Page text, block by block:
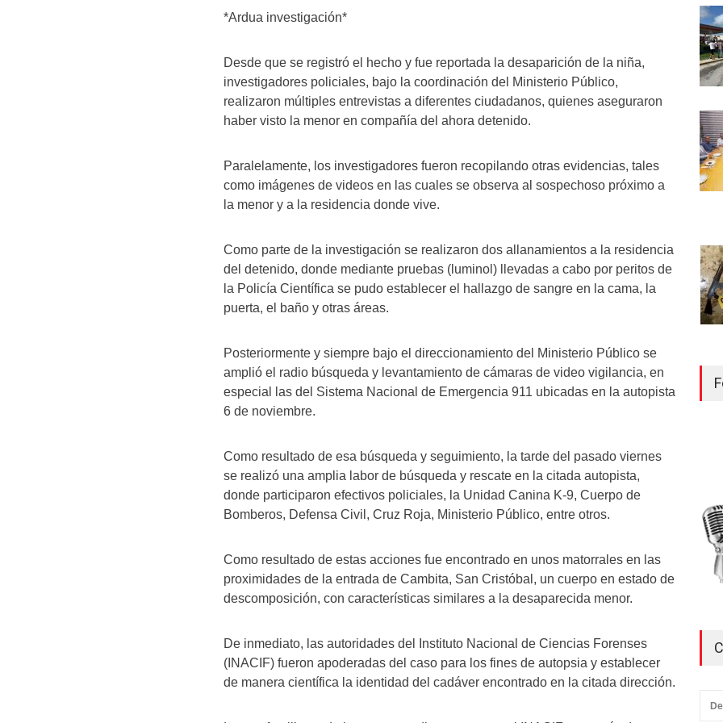
*Ardua investigación*
Desde que se registró el hecho y fue reportada la desaparición de la niña,
investigadores policiales, bajo la coordinación del Ministerio Público,
realizaron múltiples entrevistas a diferentes ciudadanos, quienes aseguraron
haber visto la menor en compañía del ahora detenido.
Paralelamente, los investigadores fueron recopilando otras evidencias, tales
como imágenes de videos en las cuales se observa al sospechoso próximo a
la menor y a la residencia donde vive.
Como parte de la investigación se realizaron dos allanamientos a la residencia
del detenido, donde mediante pruebas (luminol) llevadas a cabo por peritos de
la Policía Científica se pudo establecer el hallazgo de sangre en la cama, la
puerta, el baño y otras áreas.
Posteriormente y siempre bajo el direccionamiento del Ministerio Público se
amplió el radio búsqueda y levantamiento de cámaras de video vigilancia, en
especial las del Sistema Nacional de Emergencia 911 ubicadas en la autopista
6 de noviembre.
Como resultado de esa búsqueda y seguimiento, la tarde del pasado viernes
se realizó una amplia labor de búsqueda y rescate en la citada autopista,
donde participaron efectivos policiales, la Unidad Canina K-9, Cuerpo de
Bomberos, Defensa Civil, Cruz Roja, Ministerio Público, entre otros.
Como resultado de estas acciones fue encontrado en unos matorrales en las
proximidades de la entrada de Cambita, San Cristóbal, un cuerpo en estado de
descomposición, con características similares a la desaparecida menor.
De inmediato, las autoridades del Instituto Nacional de Ciencias Forenses
(INACIF) fueron apoderadas del caso para los fines de autopsia y establecer
de manera científica la identidad del cadáver encontrado en la citada dirección.